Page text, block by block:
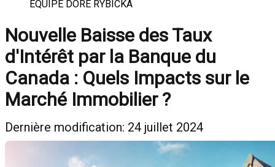
ÉQUIPE DORÉ RYBICKA
Nouvelle Baisse des Taux
d'Intérêt par la Banque du
Canada : Quels Impacts sur le
Marché Immobilier ?
Dernière modification: 24 juillet 2024